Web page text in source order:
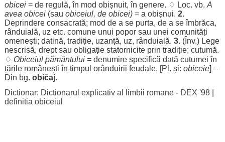
obicei= de regulă, în mod obișnuit, în genere. ♢ Loc. vb. A
avea obicei(sau obiceiul, de obicei)= a obișnui. 2.
Deprindere consacrată; mod de a se purta, de a seîmbrăca,
rânduială, uz etc. comuneunui poporsau unei comunități
omenești; datină, tradiție, uzanță, uz, rânduială. 3.(Înv.) Lege
nescrisă, dreptsau obligație statorniciteprin tradiție; cutumă.
♢ Obiceiul pământului= denumire specifică dată cutumei în
țările românești în timpul orânduirii feudale. [Pl. și: obiceie] –
Din bg. običaj.
Dictionar: Dictionarul explicativ al limbii romane - DEX '98|
definitia obiceiul